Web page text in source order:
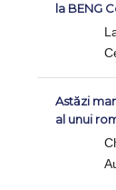
la BENG
Astăzi
al unui